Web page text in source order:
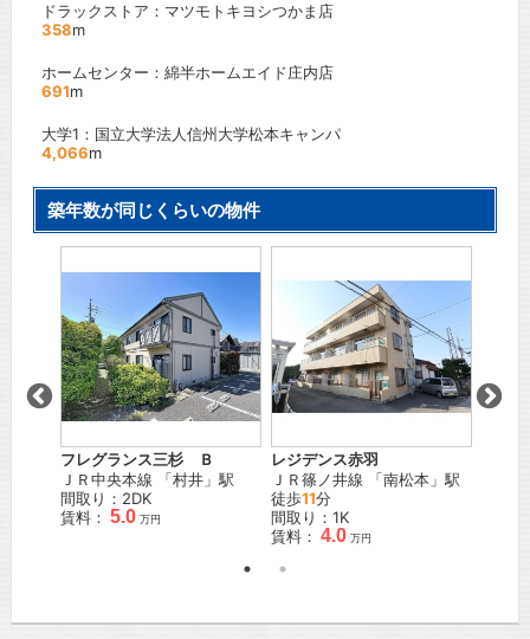
ドラックストア：マツモトキヨシつかま店
358m
ホームセンター：綿半ホームエイド庄内店
691m
大学1：国立大学法人信州大学松本キャンパ
4,066m
築年数が同じくらいの物件
フレグランス三杉 Ｂ
ＪＲ中央本線 「村井 」駅
間取り：2DK
賃料： 5.0 万円
レジデンス赤羽
ＪＲ篠ノ井線 「南松本 」駅
徒歩11分
間取り：1K
賃料： 4.0 万円